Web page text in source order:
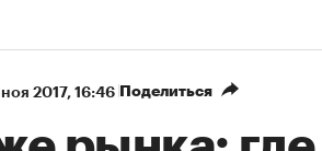
2017, 16:46 Поделиться